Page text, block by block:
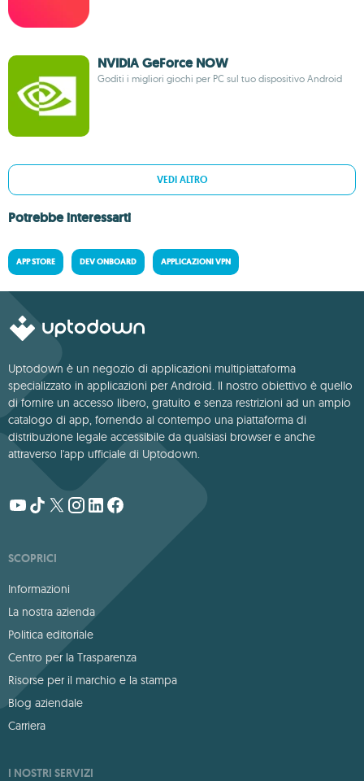
NVIDIA GeForce NOW
Goditi i migliori giochi per PC sul tuo dispositivo Android
VEDI ALTRO
Potrebbe interessarti
APP STORE DEV ONBOARD APPLICAZIONI VPN
Uptodown è un negozio di applicazioni multipiattaforma
specializzato in applicazioni per Android. Il nostro obiettivo è quello
di fornire un accesso libero, gratuito e senza restrizioni ad un ampio
catalogo di app, fornendo al contempo una piattaforma di
distribuzione legale accessibile da qualsiasi browser e anche
attraverso l'app ufficiale di Uptodown.
SCOPRICI
Informazioni
La nostra azienda
Politica editoriale
Centro per la Trasparenza
Risorse per il marchio e la stampa
Blog aziendale
Carriera
I NOSTRI SERVIZI